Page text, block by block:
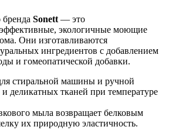
Sonett — это
экологичные моющие
Они изготавливаются
ингредиентов с добавлением
и гомеопатической добавки.
стиральной машины и ручной
деликатных тканей при температуре
мыла возвращает белковым
их природную эластичность.